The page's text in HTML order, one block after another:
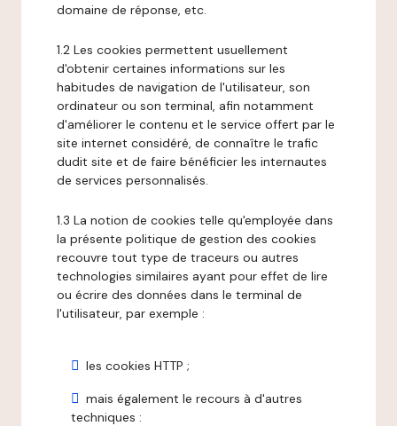
domaine de réponse, etc.
1.2 Les cookies permettent usuellement
d'obtenir certaines informations sur les
habitudes de navigation de l'utilisateur, son
ordinateur ou son terminal, afin notamment
d'améliorer le contenu et le service offert par le
site internet considéré, de connaître le trafic
dudit site et de faire bénéficier les internautes
de services personnalisés.
1.3 La notion de cookies telle qu'employée dans
la présente politique de gestion des cookies
recouvre tout type de traceurs ou autres
technologies similaires ayant pour effet de lire
ou écrire des données dans le terminal de
l'utilisateur, par exemple :
les cookies HTTP ;
mais également le recours à d'autres
techniques :